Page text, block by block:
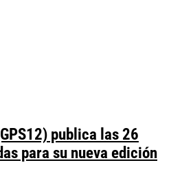
publica las 26
para su nueva edición